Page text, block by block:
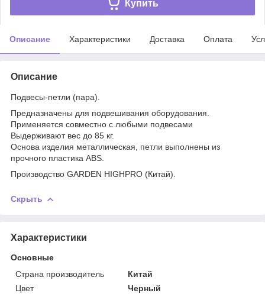
Купить
Описание Характеристики Доставка Оплата
Описание
Подвесы-петли (пара).
Предназначены для подвешивания оборудования.
Применяется совместно с любыми подвесами
Выдерживают вес до 85 кг.
Основа изделия металлическая, петли выполнены из
прочного пластика ABS.
Производство GARDEN HIGHPRO (Китай).
Скрыть
Характеристики
Основные
Страна производитель
Китай
Цвет
Черный